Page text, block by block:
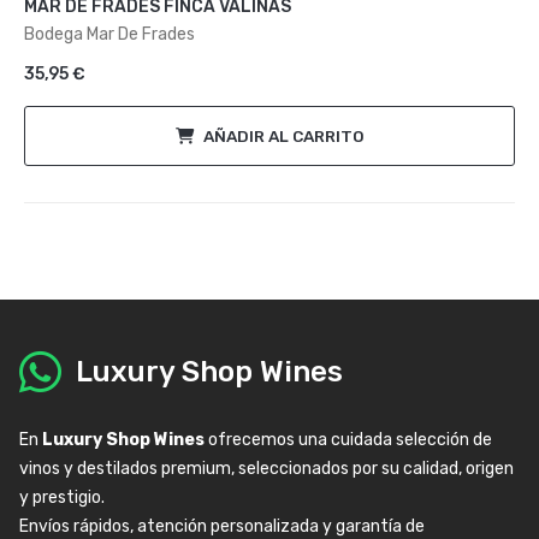
MAR DE FRADES FINCA VALIÑAS
Bodega Mar De Frades
35,95€
AÑADIR AL CARRITO
Luxury Shop Wines
En Luxury Shop Winesofrecemos una cuidada selección de
vinos y destilados premium, seleccionados por su calidad, origen
y prestigio.
Envíos rápidos, atención personalizada y garantía de